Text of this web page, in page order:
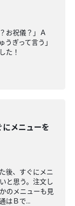
お祝儀？」Ａ
うぎって言う」
た！
にメニューを
後、すぐにメニ
と思う。注文し
のメニューも見
はＢで...